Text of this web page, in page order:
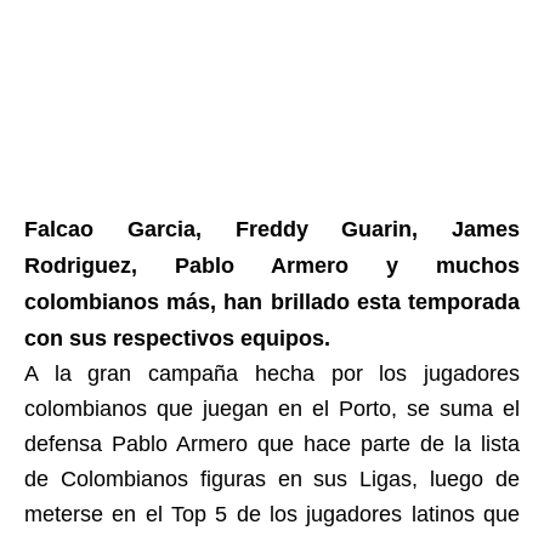
Falcao Garcia, Freddy Guarin, James
Rodriguez, Pablo Armero y muchos
colombianos más, han brillado esta temporada
con sus respectivos equipos.
A la gran campaña hecha por los jugadores
colombianos que juegan en el Porto, se suma el
defensa Pablo Armero que hace parte de la lista
de Colombianos figuras en sus Ligas, luego de
meterse en el Top 5 de los jugadores latinos que